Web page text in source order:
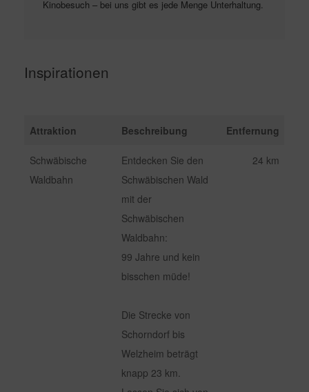
Kinobesuch – bei uns gibt es jede Menge Unterhaltung.
Inspirationen
Attraktion Beschreibung Entfernung
Schwäbische
Waldbahn
Entdecken Sie den
Schwäbischen Wald
mit der
Schwäbischen
Waldbahn:
99 Jahre und kein
bisschen müde!
Die Strecke von
Schorndorf bis
Welzheim beträgt
knapp 23 km.
24 km